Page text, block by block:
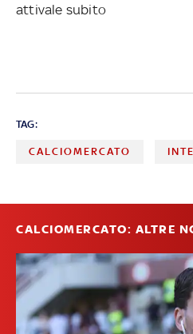
attivale subito
TAG:
CALCIOMERCATO
CALCIOMERCATO: ALTRE